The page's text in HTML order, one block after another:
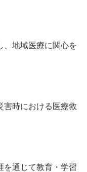
、地域医療に関心を
害時における医療救
を通じて教育・学習